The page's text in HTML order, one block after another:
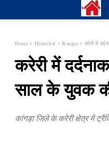
Home Himachal Kangra करेरी में
करेरी में
साल के युवक
कांगड़ा जिले के करेरी क्षेत्र में